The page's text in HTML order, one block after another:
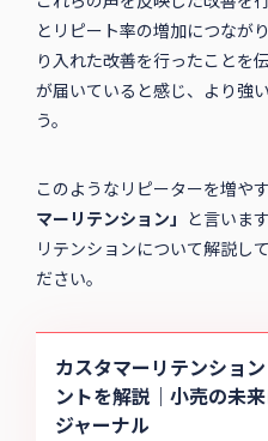
とリピート率の増加につなが
り入れた改善を行ったことを
が届いていると感じ、より強
う。
このようなリピーターを増や
マーリテンション」 と言いま
リテンションについて解説し
ださい。
カスタマーリテンショ
ントを解説｜小売の未
ジャーナル